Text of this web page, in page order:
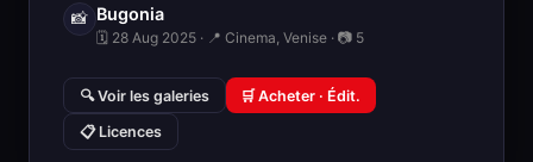
📸 Bugonia
🗓 28 Aug 2025 · 📍 Cinema, Venise · 📷 5
🔍 Voir les galeries 🛒 Acheter · Édit.
📋 Licences